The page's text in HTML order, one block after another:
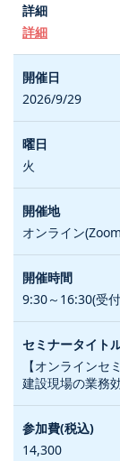
詳細
2026/9/29
火
オンライン
9:30～16:30(受
【オンラインセ
建設現場の業務
14,300